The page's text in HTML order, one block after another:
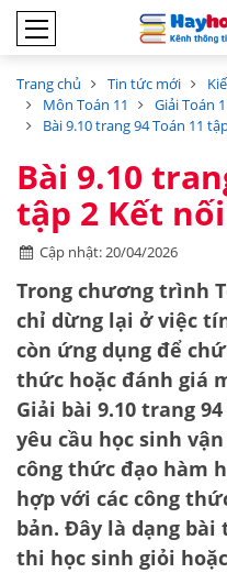
Trang chủ Tin tức mới
Môn Toán 11
Giải Toán
Bài 9.10 trang 94 Toán 11
Bài 9.10
tập 2 Kết
Cập nhật: 20/04/2026
Trong chương trình
chỉ dừng lại ở việc
còn ứng dụng để
thức hoặc đánh giá
Giải bài 9.10 trang 94
yêu cầu học sinh
công thức đạo hàm
hợp với các công
bản. Đây là dạng bài
thi học sinh giỏi